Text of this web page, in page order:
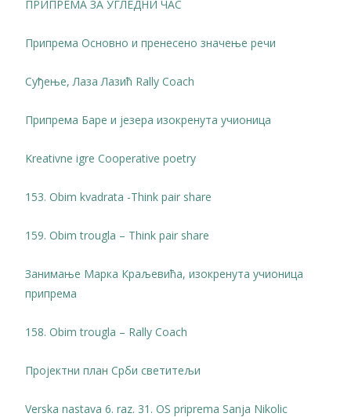
ПРИПРЕМА ЗА УГЛЕДНИ ЧАС
Припрема Основно и пренесено значење речи
Суђење, Лаза Лазић Rally Coach
Припрема Баре и језера изокренута учионица
Kreativne igre Cooperative poetry
153. Obim kvadrata -Think pair share
159. Obim trougla – Think pair share
Занимање Марка Краљевића, изокренута учионица
припрема
158. Obim trougla – Rally Coach
Пројектни план Срби светитељи
Verska nastava 6. raz. 31. OS priprema Sanja Nikolic